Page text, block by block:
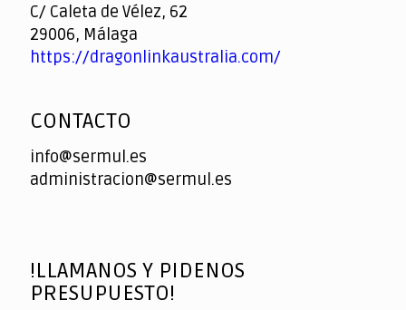
C/ Caleta de Vélez, 62
29006, Málaga
https://dragonlinkaustralia.com/
CONTACTO
info@sermul.es
administracion@sermul.es
!LLAMANOS Y PIDENOS
PRESUPUESTO!